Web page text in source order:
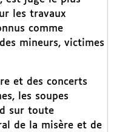
les travaux
comme
mineurs, victimes
et des concerts
les soupes
sur toute
de la misère et de